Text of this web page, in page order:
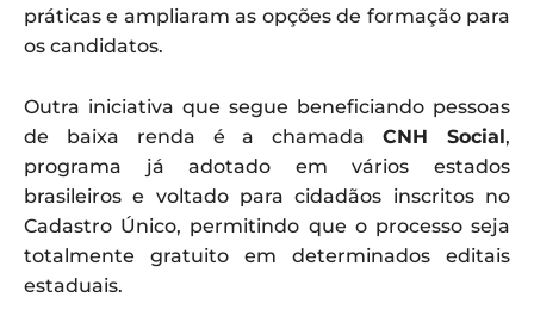
práticas e ampliaram as opções de formação para
os candidatos.
Outra iniciativa que segue beneficiando pessoas
de baixa renda é a chamadaCNH Social,
programa já adotado em vários estados
brasileiros e voltado para cidadãos inscritos no
Cadastro Único, permitindo que o processo seja
totalmente gratuito em determinados editais
estaduais.